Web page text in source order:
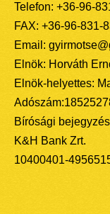
Telefon: +36-96-
FAX: +36-96-831-
Email:
Elnök: Horváth
Elnök-helyettes:
Bírósági
K&H Bank Zrt.
10400401-